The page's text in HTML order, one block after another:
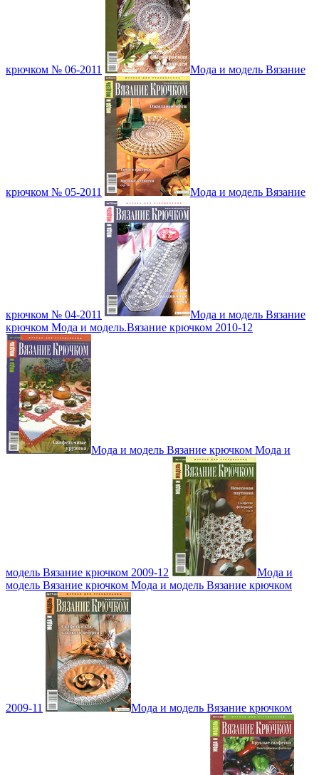
крючком № 06-2011 Мода и модель Вязание
крючком № 05-2011 Мода и модель Вязание
крючком № 04-2011
Мода и модель Вязание
крючком Мода и модель.Вязание крючком 2010-12
Мода и модель Вязание крючком Мода и
модель Вязание крючком 2009-12
Мода и
модель Вязание крючком Мода и модель Вязание крючком
2009-11 Мода и модель Вязание крючком